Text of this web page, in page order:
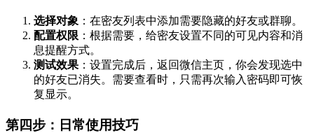
选择对象 ：在密友列表中添加需要隐藏的好友或群聊。
配置权限 ：根据需要，给密友设置不同的可见内容和消
息提醒方式。
测试效果 ：设置完成后，返回微信主页，你会发现选中
的好友已消失。需要查看时，只需再次输入密码即可恢
复显示。
第四步：日常使用技巧